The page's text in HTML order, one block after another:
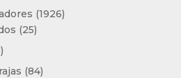
productos
19261926
2525
198
productos
8484